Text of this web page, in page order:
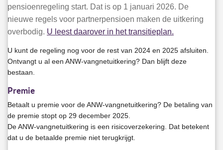
pensioenregeling start. Dat is op 1 januari 2026. De
nieuwe regels voor partnerpensioen maken de uitkering
overbodig. U leest daarover in het transitieplan.
U kunt de regeling nog voor de rest van 2024 en 2025 afsluiten.
Ontvangt u al een ANW-vangnetuitkering? Dan blijft deze
bestaan.
Premie
Betaalt u premie voor de ANW-vangnetuitkering? De betaling van
de premie stopt op 29 december 2025.
De ANW-vangnetuitkering is een risicoverzekering. Dat betekent
dat u de betaalde premie niet terugkrijgt.